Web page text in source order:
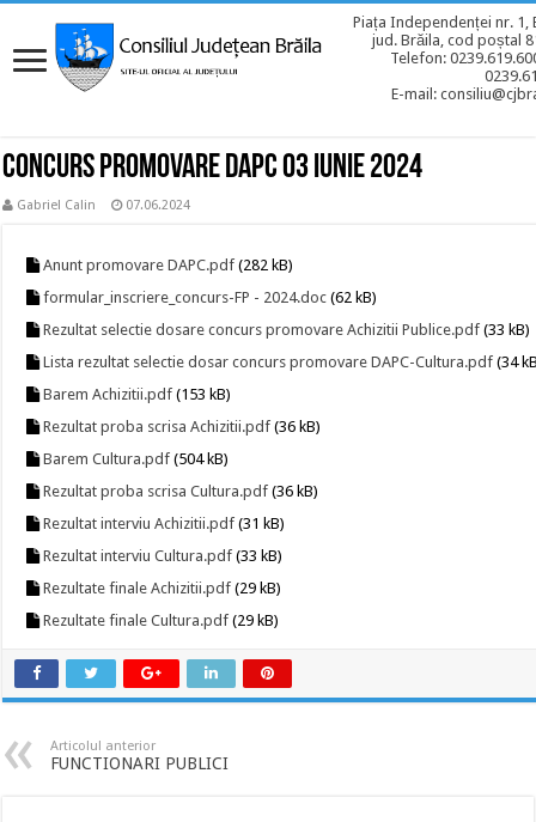
Piața Independenței nr. 1,
jud. Brăila, cod poștal
Telefon:
E-mail:
Concurs promovare DAPC 03 iunie 2024
Gabriel Calin 07.06.2024
Anunt promovare DAPC.pdf (282 kB)
formular_inscriere_concurs-FP - 2024.doc (62 kB)
Rezultat selectie dosare concurs promovare Achizitii Publice.pdf (33 kB)
Lista rezultat selectie dosar concurs promovare DAPC-Cultura.pdf (34
Barem Achizitii.pdf (153 kB)
Rezultat proba scrisa Achizitii.pdf (36 kB)
Barem Cultura.pdf (504 kB)
Rezultat proba scrisa Cultura.pdf (36 kB)
Rezultat interviu Achizitii.pdf (31 kB)
Rezultat interviu Cultura.pdf (33 kB)
Rezultate finale Achizitii.pdf (29 kB)
Rezultate finale Cultura.pdf (29 kB)
Articolul anterior
FUNCTIONARI PUBLICI